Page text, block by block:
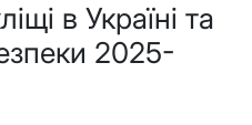
в Україні та
2025-